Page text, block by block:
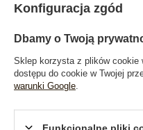
Konfiguracja zgód
Dbamy o Twoją
Sklep korzysta z plików cookie
dostępu do cookie w Twojej
warunki Google
Funkcjonalne pliki